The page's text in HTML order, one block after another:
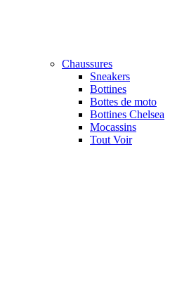
Chaussures
Sneakers
Bottines
Bottes de moto
Bottines Chelsea
Mocassins
Tout Voir